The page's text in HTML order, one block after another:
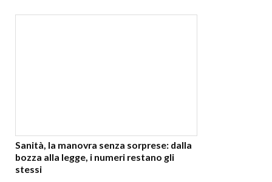
Sanità, la manovra senza sorprese: dalla
bozza alla legge, i numeri restano gli
stessi